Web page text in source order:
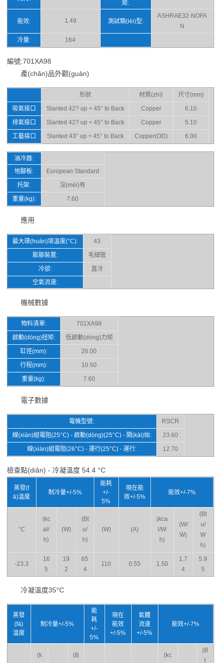
矩:
能效: 1.49 測試類(lèi)型:
ASHRAE32-NOFA
N
冷量:
164
編號:701XA98
產(chǎn)品外觀(guān)
形狀 材質(zhì)
尺寸(mm)
吸氣接口
Slanted 42? up + 45° to Back Copper
6.10
排氣接口
Slanted 42? up + 45° to Back Copper
5.10
工藝接口
Slanted 43° up + 45° to Back Copper(OD) 6.00
油冷器:
地腳板:
European Standard
托架:
沒(méi)有
重量(kg):
7.60
應用
最大環(huán)境溫度(°C):
43
膨脹裝置:
毛細管
冷卻:
直冷
空氣流速:
機械數據
物料清單:
701XA98
啟動(dòng)扭矩:
低啟動(dòng)力矩
缸徑(mm):
26.00
行程(mm):
10.50
重量(kg):
7.60
電子數據
電機型號:
RSCR
線(xiàn)組電阻(25°C) - 啟動(dòng)(25°C) - 開(kāi)始:
23.60
線(xiàn)組電阻(26°C) - 運行(25°C) - 運行:
12.70
檢查點(diǎn) - 冷凝溫度 54.4 °C
蒸發(f
ā)溫度
制冷量+/-5%
能耗
+/-
5%
現在能
效+/-5%
能效+/-7%
°C
(kc
al/
h)
(W)
(Bt
u/
h)
(W) (A)
(kca
l/W
h)
(W/
W)
(Bt
u/
W
h)
-23.3
16
5
19
2
65
4
110 0.55 1.50
1.7
4
5.9
5
冷凝溫度35°C
蒸發
(fā)
溫度
制冷量+/-5%
能
耗
+/-
5%
現在
能效
+/-5%
氣體
流速
+/-5%
能效+/-7%
(k
(B
(kc
(B
t